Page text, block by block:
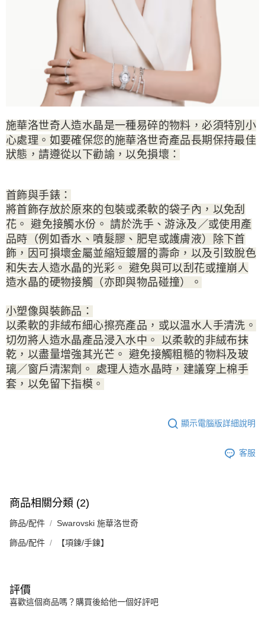
施華洛世奇人造水晶是一種易碎的物料，必須特別小
心處理。如要確保您的施華洛世奇產品長期保持最佳
狀態，請遵從以下勸諭，以免損壞：
首飾與手錶：
將首飾存放於原來的包裝或柔軟的袋子內，以免刮
花。 避免接觸水份。 請於洗手、游泳及／或使用產
品時（例如香水、噴髮膠、肥皂或護膚液）除下首
飾，因可損壞金屬並縮短鍍層的壽命，以及引致脫色
和失去人造水晶的光彩。 避免與可以刮花或撞崩人
造水晶的硬物接觸（亦即與物品碰撞）。
小塑像與裝飾品：
以柔軟的非絨布細心擦亮產品，或以温水人手清洗。
切勿將人造水晶產品浸入水中。 以柔軟的非絨布抹
乾，以盡量增強其光芒。 避免接觸粗糙的物料及玻
璃／窗戶清潔劑。 處理人造水晶時，建議穿上棉手
套，以免留下指模。
顯示電腦版詳細說明
客服
商品相關分類 (2)
飾品/配件 Swarovski 施華洛世奇
飾品/配件 【項鍊/手鍊】
評價
喜歡這個商品嗎？購買後給他一個好評吧